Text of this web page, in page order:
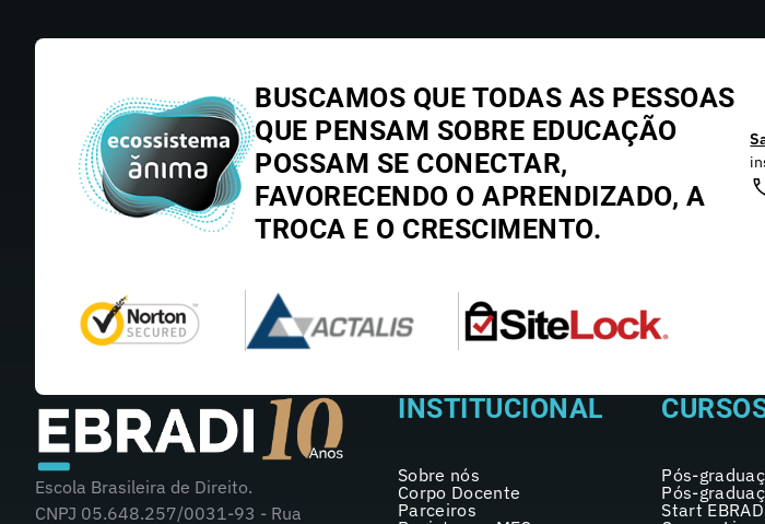
BUSCAMOS QUE TODAS AS PESSOAS
QUE PENSAM SOBRE EDUCAÇÃO
POSSAM SE CONECTAR,
FAVORECENDO O APRENDIZADO, A
TROCA E O CRESCIMENTO.
Escola Brasileira de Direito.
CNPJ 05.648.257/0031-93 - Rua
INSTITUCIONAL
Sobre nós
Corpo Docente
Parceiros
Pós-
Pós-
Start